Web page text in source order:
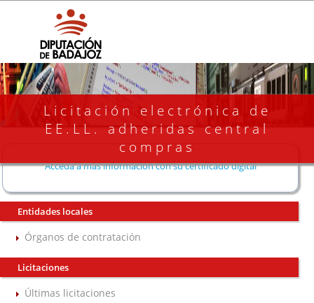
Licitación electrónica de
EE.LL. adheridas central
compras
Acceda a más información con su certificado digital
Entidades locales
Órganos de contratación
Licitaciones
Últimas licitaciones